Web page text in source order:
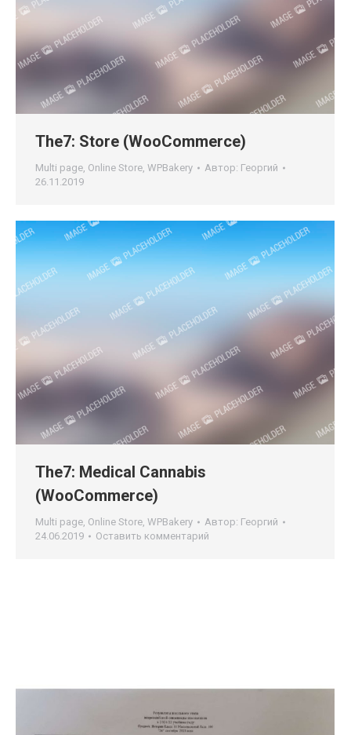
The7: Store (WooCommerce)
Multi page Online Store WPBakery Автор: Георгий
26.11.2019
The7: Medical Cannabis
(WooCommerce)
Multi page Online Store WPBakery Автор: Георгий
24.06.2019
Оставить комментарий